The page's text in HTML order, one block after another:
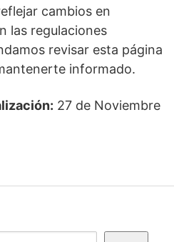
cambios en
las regulaciones
revisar esta página
informado.
27 de Noviembre